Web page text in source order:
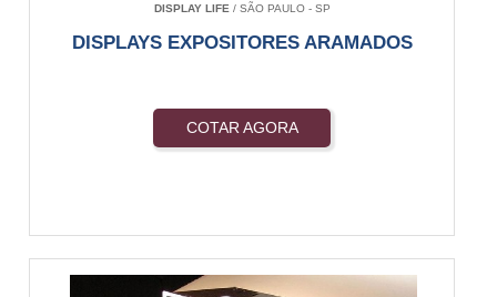
DISPLAY LIFE / SÃO PAULO - SP
DISPLAYS EXPOSITORES ARAMADOS
COTAR AGORA